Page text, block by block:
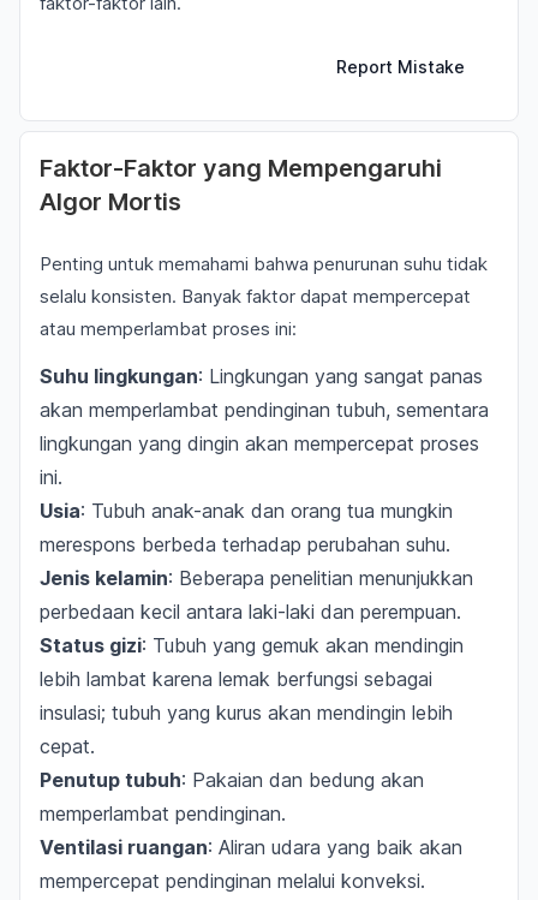
Report Mistake
Faktor-Faktor yang Mempengaruhi
Algor Mortis
Penting untuk memahami bahwa penurunan suhu tidak
selalu konsisten. Banyak faktor dapat mempercepat
atau memperlambat proses ini:
Suhu lingkungan: Lingkungan yang sangat panas
akan memperlambat pendinginan tubuh, sementara
lingkungan yang dingin akan mempercepat proses
ini.
Usia: Tubuh anak-anak dan orang tua mungkin
merespons berbeda terhadap perubahan suhu.
Jenis kelamin: Beberapa penelitian menunjukkan
perbedaan kecil antara laki-laki dan perempuan.
Status gizi: Tubuh yang gemuk akan mendingin
lebih lambat karena lemak berfungsi sebagai
insulasi; tubuh yang kurus akan mendingin lebih
cepat.
Penutup tubuh: Pakaian dan bedung akan
memperlambat pendinginan.
Ventilasi ruangan: Aliran udara yang baik akan
mempercepat pendinginan melalui konveksi.